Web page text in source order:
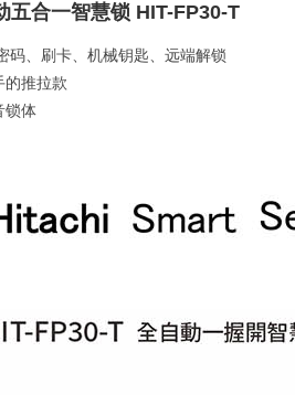
五合一智慧锁 HIT-FP30-T
码、刷卡、机械钥匙、远端解锁
的推拉款
锁体